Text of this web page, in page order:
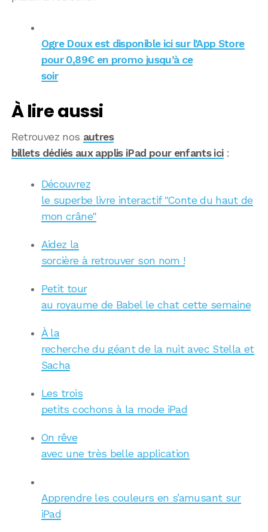
Ogre Doux est disponible ici sur l’App Store
pour 0,89€ en promo jusqu’à ce
soir
À lire aussi
Retrouvez nos autres
billets dédiés aux applis iPad pour enfants ici:
Découvrez
le superbe livre interactif "Conte du haut de
mon crâne"
Aidez la
sorcière à retrouver son nom !
Petit tour
au royaume de Babel le chat cette semaine
À la
recherche du géant de la nuit avec Stella et
Sacha
Les trois
petits cochons à la mode iPad
On rêve
avec une très belle application
Apprendre les couleurs en s’amusant sur
iPad